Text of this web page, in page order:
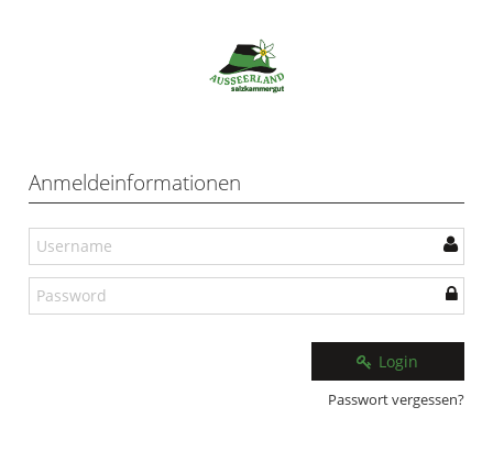
Anmeldeinformationen
Login
Passwort vergessen?